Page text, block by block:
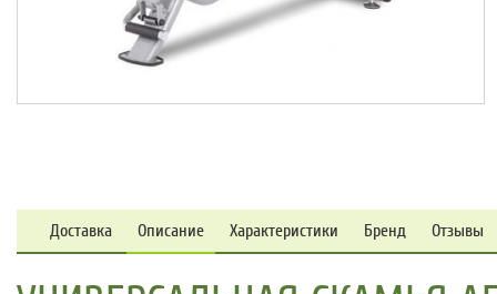
Доставка Описание Характеристики Бренд Отзывы